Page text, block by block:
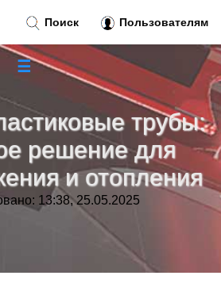
трубы:
решение для
и отопления
13:38, 25.05.2025
Поиск Пользователям
☰